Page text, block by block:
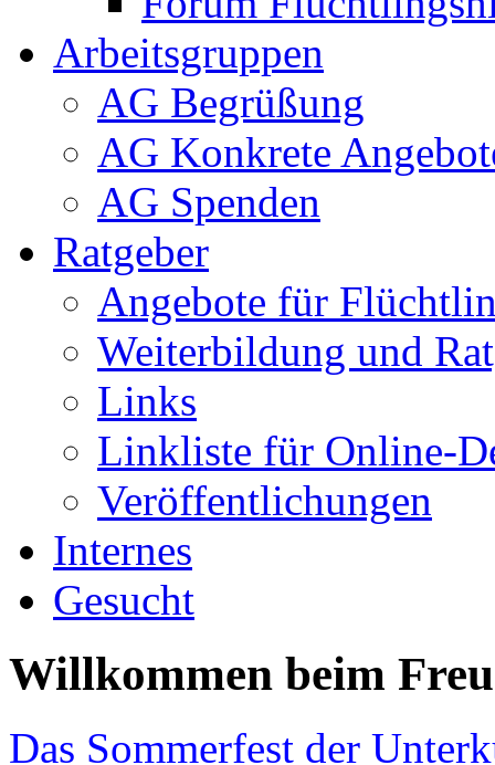
Arbeitsgruppen
AG Begrüßung
AG Konkrete
AG Spenden
Ratgeber
Angebote für
Weiterbildung und
Links
Linkliste für Online-
Veröffentlichungen
Internes
Gesucht
Willkommen beim
Das Sommerfest der